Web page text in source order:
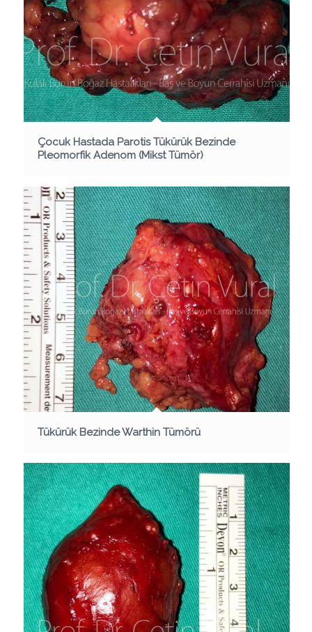
Çocuk Hastada Parotis Tükürük Bezinde
Pleomorfik Adenom (Mikst Tümör)
Tükürük Bezinde Warthin Tümörü